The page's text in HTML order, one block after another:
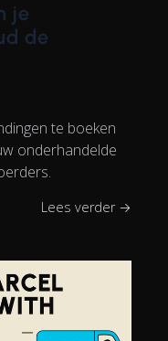
je
de
te boeken
onderhandelde
Lees verder →